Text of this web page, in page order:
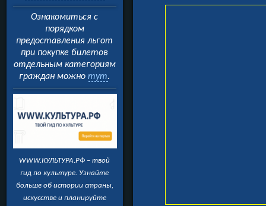
Ознакомиться с
порядком
предоставления льгот
при покупке билетов
отдельным категориям
граждан можнотут.
WWW.КУЛЬТУРА.РФ – твой
гид по культуре. Узнайте
больше об истории страны,
искусстве и планируйте